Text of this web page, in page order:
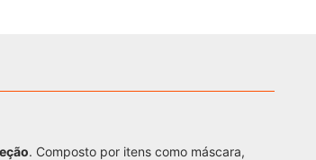
. Composto por itens como máscara,